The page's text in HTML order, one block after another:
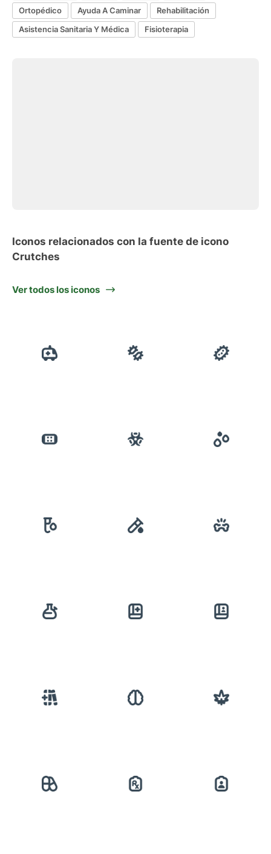
Ortopédico
Ayuda A Caminar
Rehabilitación
Asistencia Sanitaria Y Médica
Fisioterapia
Iconos relacionados con la fuente de icono
Crutches
Ver todos los iconos